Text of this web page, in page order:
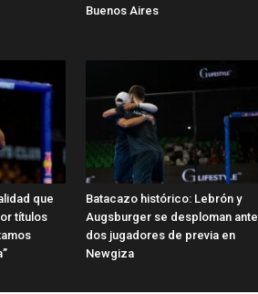
Buenos Aires
que
títulos
Batacazo histórico: Lebrón y
Augsburger se desploman ante
dos jugadores de previa en
Newgiza